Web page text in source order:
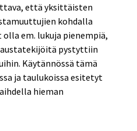
että yksittäisten
kohdalla
em. lukuja pienempiä,
pystyttiin
Käytännössä tämä
ja taulukoissa esitetyt
hieman